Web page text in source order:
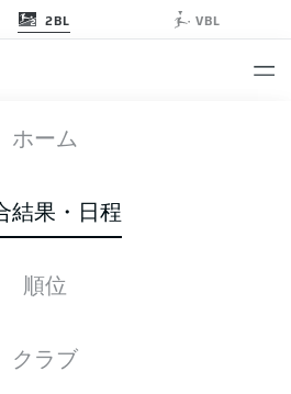
2BL VBL
ホーム
結果・日程
順位
クラブ
SGF SGD
グメンバー